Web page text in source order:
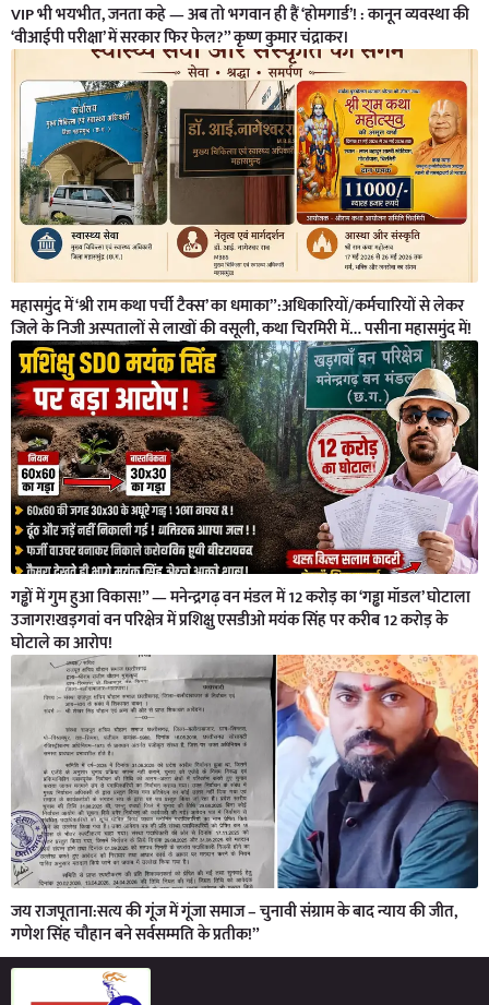
VIP भी भयभीत, जनता कहे — अब तो भगवान ही हैं ‘होमगार्ड’! : कानून व्यवस्था की
‘वीआईपी परीक्षा’ में सरकार फिर फेल?” कृष्ण कुमार चंद्राकर।
महासमुंद में ‘श्री राम कथा पर्ची टैक्स’ का धमाका”:अधिकारियों/कर्मचारियों से लेकर
जिले के निजी अस्पतालों से लाखों की वसूली, कथा चिरमिरी में… पसीना महासमुंद में!
गड्ढों में गुम हुआ विकास!” — मनेन्द्रगढ़ वन मंडल में 12 करोड़ का ‘गड्ढा मॉडल’ घोटाला
उजागर!खड़गवां वन परिक्षेत्र में प्रशिक्षु एसडीओ मयंक सिंह पर करीब 12 करोड़ के
घोटाले का आरोप!
जय राजपूताना:सत्य की गूंज में गूंजा समाज – चुनावी संग्राम के बाद न्याय की जीत,
गणेश सिंह चौहान बने सर्वसम्मति के प्रतीक!”